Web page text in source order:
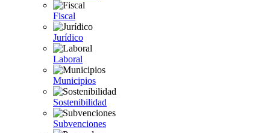
Fiscal
Jurídico
Laboral
Municipios
Sostenibilidad
Subvenciones